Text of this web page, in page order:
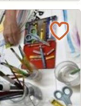
teilnehmen,
| Kinder (6-